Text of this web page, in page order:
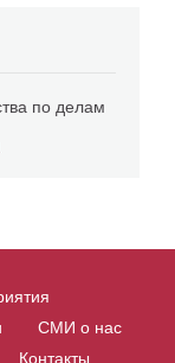
по делам
СМИ о нас
Контакты